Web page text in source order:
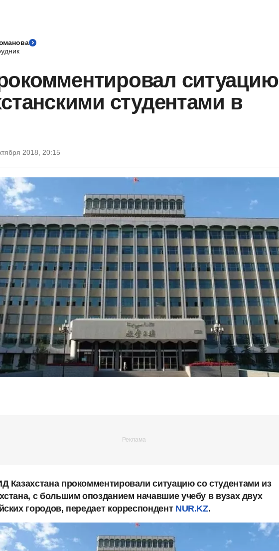
ситуацию
студентами в
2018, 20:15
Казахстана прокомментировали ситуацию со студентами из
с большим опозданием начавшие учебу в вузах двух
городов, передает корреспондент NUR.KZ.